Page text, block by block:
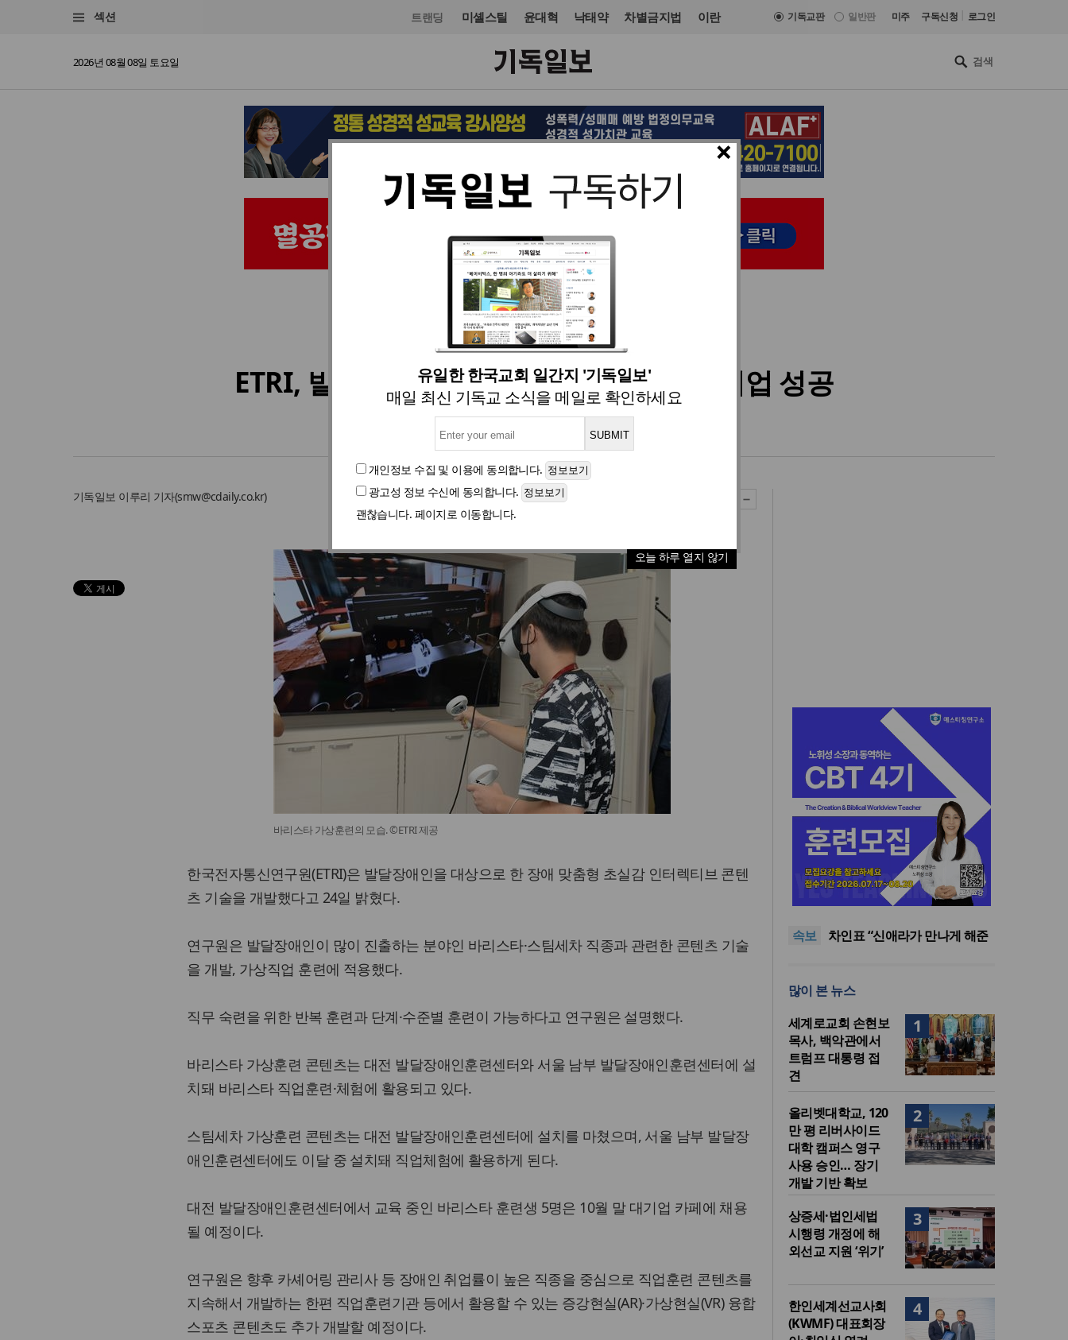
섹션 트랜딩 미셸스틸 윤대혁 낙태약 차별금지법 이란 기독교판 일반판 미주 구독신청 로그인
2026년 08월 08일 토요일
×
유일한 한국교회 일간지 '기독일보'
매일 최신 기독교 소식을 메일로 확인하세요
개인정보 수집 및 이용에 동의합니다.
광고성 정보 수신에 동의합니다.
괜찮습니다. 페이지로 이동합니다.
오늘 하루 열지 않기
복지·인권 입력 2021. 08. 25 11:22
ETRI, 발달장애인 가상 직업훈련 지원해 취업 성공
훈련 콘텐츠 이수한 장애인들 바리스타로 채용
기독일보 이루리 기자(smw@cdaily.co.kr)
바리스타 가상훈련의 모습. ©ETRI 제공
한국전자통신연구원(ETRI)은 발달장애인을 대상으로 한 장애 맞춤형 초실감 인터렉티브 콘텐
츠 기술을 개발했다고 24일 밝혔다.
연구원은 발달장애인이 많이 진출하는 분야인 바리스타·스팀세차 직종과 관련한 콘텐츠 기술
을 개발, 가상직업 훈련에 적용했다.
직무 숙련을 위한 반복 훈련과 단계·수준별 훈련이 가능하다고 연구원은 설명했다.
바리스타 가상훈련 콘텐츠는 대전 발달장애인훈련센터와 서울 남부 발달장애인훈련센터에 설
치돼 바리스타 직업훈련·체험에 활용되고 있다.
스팀세차 가상훈련 콘텐츠는 대전 발달장애인훈련센터에 설치를 마쳤으며, 서울 남부 발달장
애인훈련센터에도 이달 중 설치돼 직업체험에 활용하게 된다.
대전 발달장애인훈련센터에서 교육 중인 바리스타 훈련생 5명은 10월 말 대기업 카페에 채용
될 예정이다.
연구원은 향후 카셰어링 관리사 등 장애인 취업률이 높은 직종을 중심으로 직업훈련 콘텐츠를
지속해서 개발하는 한편 직업훈련기관 등에서 활용할 수 있는 증강현실(AR)·가상현실(VR) 융합
스포츠 콘텐츠도 추가 개발할 예정이다.
속보
올리벳대학교, 120만 평 리버사
이드 대학 캠퍼스 영구 사용 승
세계로교회 손현보 목사, 백악
표회장 이·취임식 열려
차인표 “신애라가 만나게 해준
이드 대학 캠퍼스 영구 사용 승
인… 장기 개발 기반 확보
세계로교회 손현보 목사, 백악
관에서 트럼프 대통령 접견
많이 본 뉴스
1
세계로교회 손현보
목사, 백악관에서
트럼프 대통령 접
견
2
올리벳대학교, 120
만 평 리버사이드
대학 캠퍼스 영구
사용 승인… 장기
개발 기반 확보
3
상증세·법인세법
시행령 개정에 해
외선교 지원 ‘위기’
4
한인세계선교사회
(KWMF) 대표회장